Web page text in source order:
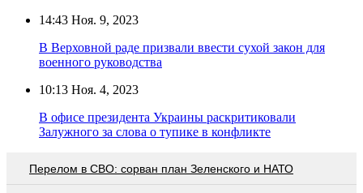
14:43 Ноя. 9, 2023
В Верховной раде призвали ввести сухой закон для
военного руководства
10:13 Ноя. 4, 2023
В офисе президента Украины раскритиковали
Залужного за слова о тупике в конфликте
Перелом в СВО: сорван план Зеленского и НАТО